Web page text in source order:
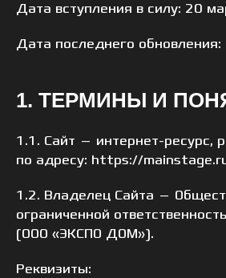
Дата вступления в силу: 20
Дата последнего
1. ТЕРМИНЫ И
1.1. Сайт — интернет-ресурс,
по адресу: https://
1.2. Владелец Сайта —
ограниченной
(ООО «ЭКСПО ДОМ»).
Реквизиты: